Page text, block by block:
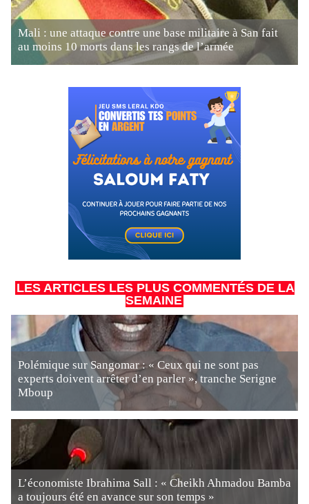
Mali : une attaque contre une base militaire à San fait
au moins 10 morts dans les rangs de l’armée
LES ARTICLES LES PLUS COMMENTÉS DE LA
SEMAINE
Polémique sur Sangomar : « Ceux qui ne sont pas
experts doivent arrêter d’en parler », tranche Serigne
Mboup
L’économiste Ibrahima Sall : « Cheikh Ahmadou Bamba
a toujours été en avance sur son temps »